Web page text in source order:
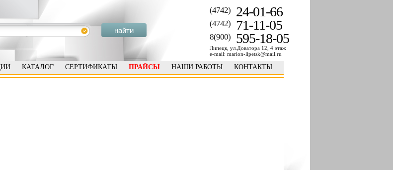
(4742) 24-01-66
(4742) 71-11-05
8(900) 595-18-05
Липецк, ул.Доватора 12, 4 этаж
e-mail: marion-lipetsk@mail.ru
КАТАЛОГ СЕРТИФИКАТЫ ПРАЙСЫ НАШИ РАБОТЫ КОНТАКТЫ